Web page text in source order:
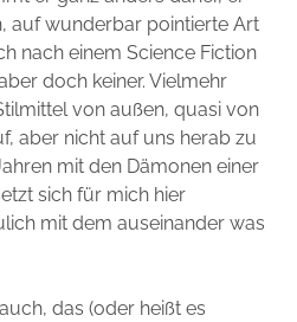
auf wunderbar pointierte Art
nach einem Science Fiction
doch keiner. Vielmehr
von außen, quasi von
aber nicht auf uns herab zu
mit den Dämonen einer
sich für mich hier
mit dem auseinander was
das (oder heißt es